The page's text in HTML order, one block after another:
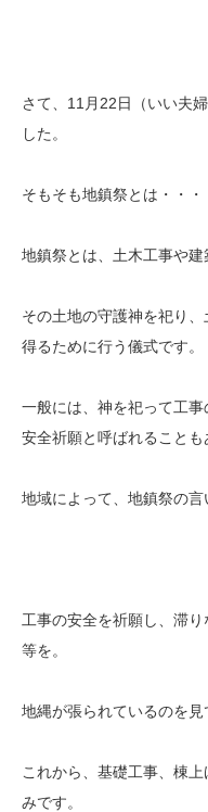
さて、11月22日（いい夫
した。
そもそも地鎮祭とは・・・
地鎮祭とは、土木工事や建
その土地の守護神を祀り
得るために行う儀式です。
一般には、神を祀って工事
安全祈願と呼ばれることも
地域によって、地鎮祭の
工事の安全を祈願し、滞
等を。
地縄が張られているのを
これから、基礎工事、棟
みです。